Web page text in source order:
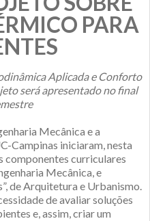
PARA
Aplicada e Conforto
será apresentado no final
Mecânica e a
Campinas iniciaram, nesta
componentes curriculares
Mecânica, e
de Arquitetura e Urbanismo.
de avaliar soluções
e, assim, criar um